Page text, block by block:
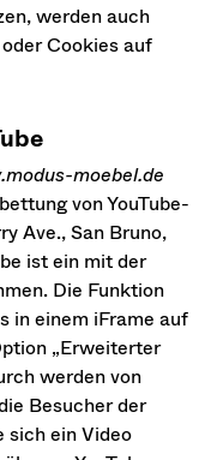
werden auch
Cookies auf
moebel.de
von YouTube-
Ave., San Bruno,
ist ein mit der
Die Funktion
in einem iFrame auf
„Erweiterter
werden von
Besucher der
sich ein Video